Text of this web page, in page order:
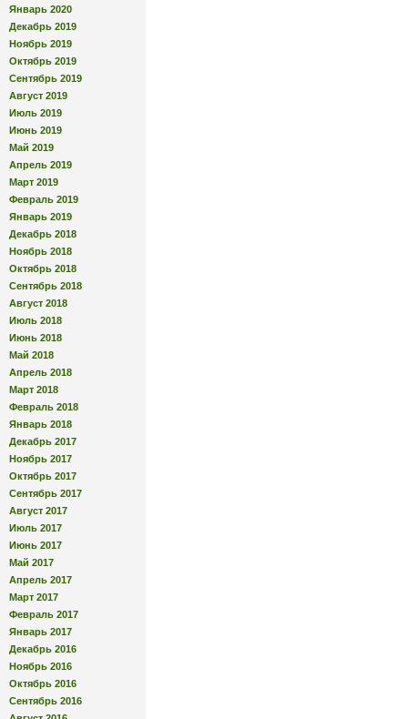
Январь 2020
Декабрь 2019
Ноябрь 2019
Октябрь 2019
Сентябрь 2019
Август 2019
Июль 2019
Июнь 2019
Май 2019
Апрель 2019
Март 2019
Февраль 2019
Январь 2019
Декабрь 2018
Ноябрь 2018
Октябрь 2018
Сентябрь 2018
Август 2018
Июль 2018
Июнь 2018
Май 2018
Апрель 2018
Март 2018
Февраль 2018
Январь 2018
Декабрь 2017
Ноябрь 2017
Октябрь 2017
Сентябрь 2017
Август 2017
Июль 2017
Июнь 2017
Май 2017
Апрель 2017
Март 2017
Февраль 2017
Январь 2017
Декабрь 2016
Ноябрь 2016
Октябрь 2016
Сентябрь 2016